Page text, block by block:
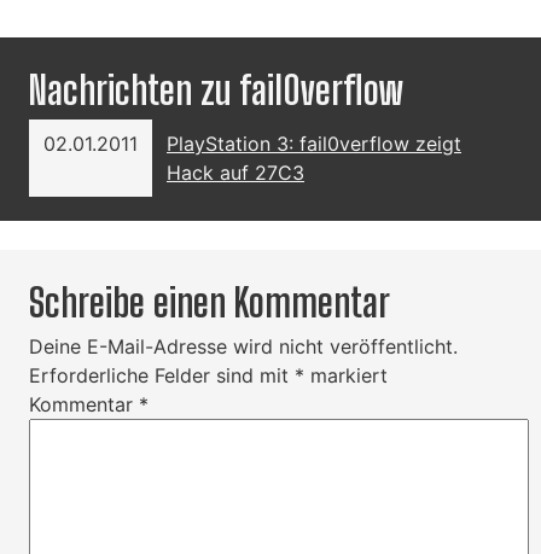
Nachrichten zu fail0verflow
02.01.2011
PlayStation 3: fail0verflow zeigt
Hack auf 27C3
Schreibe einen Kommentar
Deine E-Mail-Adresse wird nicht veröffentlicht.
Erforderliche Felder sind mit * markiert
Kommentar *